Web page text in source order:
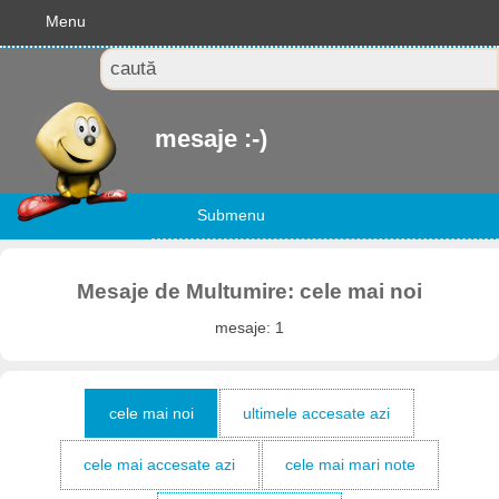
Menu
mesaje :-)
Submenu
Mesaje de Multumire: cele mai noi
mesaje: 1
cele mai noi ultimele accesate azi
cele mai accesate azi cele mai mari note